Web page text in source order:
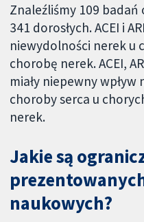
Znaleźliśmy 109 badań
341 dorosłych. ACEI i
niewydolności nerek u
chorobę nerek. ACEI,
miały niepewny
choroby serca u
nerek.
Jakie są
naukowych?